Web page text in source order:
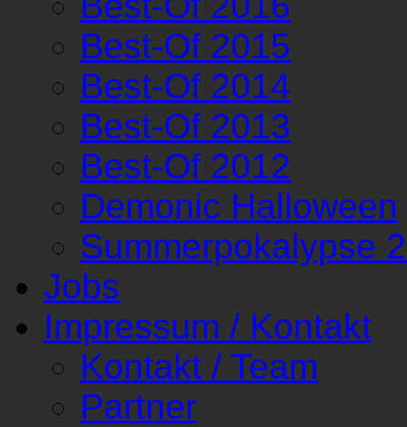
Best-Of 2015
Best-Of 2014
Best-Of 2013
Best-Of 2012
Demonic Halloween
Summerpokalypse
Jobs
Impressum / Kontakt
Kontakt / Team
Partner